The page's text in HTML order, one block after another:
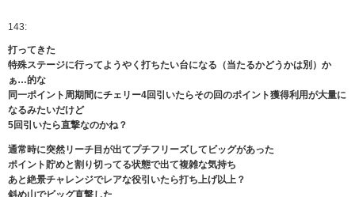
143:
打ってきた
特殊ステージに行ってようやく打ちたい台になる（当たるかどうかは別）か
ぁ…的な
同一ポイント周期間にチェリー4回引いたらその回のポイント獲得利用が大量に
なるみたいだけど
5回引いたら直撃なのかね？
通常時に突然リーチ目が出てプチフリーズしてビッグがあった
ポイント貯めと割り切ってる状態で出て複雑な気持ち
あと絶景チャレンジでレアな役引いたら打ち上げ以上？
斜め山でビッグ直撃した